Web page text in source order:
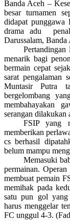
Banda Aceh –
besar turnamen
didapat
drama adu
Darussalam, Banda
menarik bagi
bermain cepat
sarat pengalaman
Muntasir Putra
bergelombang
membahayakan
serangan dilakukan
FSIP yang
memberikan
cs berhasil
belum mampu
Memasuki
permainan.
membuat pemain
memihak pada
satu pun gol yang
harus menggelar
FC unggul 4-3.